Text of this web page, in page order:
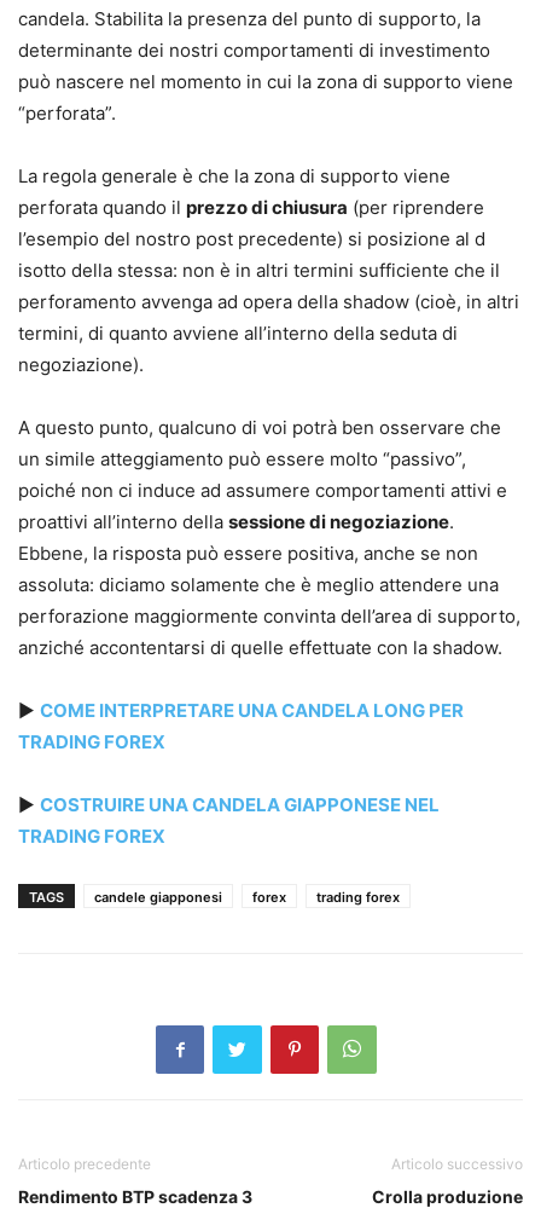
candela. Stabilita la presenza del punto di supporto, la
determinante dei nostri comportamenti di investimento
può nascere nel momento in cui la zona di supporto viene
“perforata”.
La regola generale è che la zona di supporto viene
perforata quando il prezzo di chiusura (per riprendere
l’esempio del nostro post precedente) si posizione al d
isotto della stessa: non è in altri termini sufficiente che il
perforamento avvenga ad opera della shadow (cioè, in altri
termini, di quanto avviene all’interno della seduta di
negoziazione).
A questo punto, qualcuno di voi potrà ben osservare che
un simile atteggiamento può essere molto “passivo”,
poiché non ci induce ad assumere comportamenti attivi e
proattivi all’interno della sessione di negoziazione.
Ebbene, la risposta può essere positiva, anche se non
assoluta: diciamo solamente che è meglio attendere una
perforazione maggiormente convinta dell’area di supporto,
anziché accontentarsi di quelle effettuate con la shadow.
► COME INTERPRETARE UNA CANDELA LONG PER
TRADING FOREX
► COSTRUIRE UNA CANDELA GIAPPONESE NEL
TRADING FOREX
TAGS candele giapponesi forex trading forex
Articolo precedente
Rendimento BTP scadenza 3
Articolo successivo
Crolla produzione